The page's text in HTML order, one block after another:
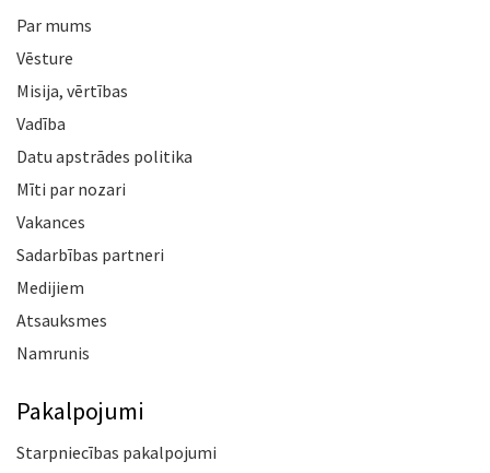
Par mums
Vēsture
Misija, vērtības
Vadība
Datu apstrādes politika
Mīti par nozari
Vakances
Sadarbības partneri
Medijiem
Atsauksmes
Namrunis
Pakalpojumi
Starpniecības pakalpojumi